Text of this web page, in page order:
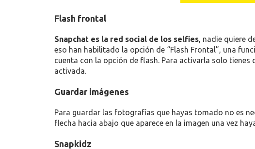
Flash frontal
Snapchat es la red social de los selfies, nadie quiere
eso han habilitado la opción de “Flash Frontal”, una
cuenta con la opción de flash. Para activarla solo
activada.
Guardar imágenes
Para guardar las fotografías que hayas tomado no es
flecha hacia abajo que aparece en la imagen una vez
Snapkidz